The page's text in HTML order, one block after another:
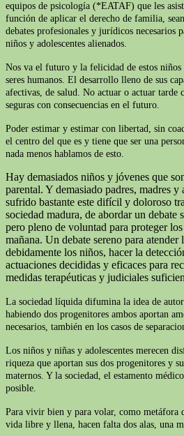
equipos de psicología (*EATAF) que les
función de aplicar el derecho de familia,
debates profesionales y jurídicos necesarios
niños y adolescentes alienados.
Nos va el futuro y la felicidad de estos
seres humanos. El desarrollo lleno de sus
afectivas, de salud. No actuar o actuar tarde
seguras con consecuencias en el futuro.
Poder estimar y estimar con libertad, sin
el centro del que es y tiene que ser una
nada menos hablamos de esto.
Hay demasiados niños y jóvenes que
parental. Y demasiado padres, madres
sufrido bastante este difícil y doloroso
sociedad madura, de abordar un debate
pero pleno de voluntad para proteger
mañana. Un debate sereno para atender
debidamente los niños, hacer la
actuaciones decididas y eficaces para
medidas terapéuticas y judiciales
La sociedad líquida difumina la idea de
habiendo dos progenitores ambos aportan
necesarios, también en los casos de
Los niños y niñas y adolescentes merecen
riqueza que aportan sus dos progenitores y
maternos. Y la sociedad, el estamento
posible.
Para vivir bien y para volar, como metáfora
vida libre y llena, hacen falta dos alas, una